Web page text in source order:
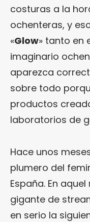
costuras a la
ochenteras, y
«Glow» tanto en
imaginario
aparezca
sobre todo
productos
laboratorios de
Hace unos
plumero del
España. En
gigante de
en serio la